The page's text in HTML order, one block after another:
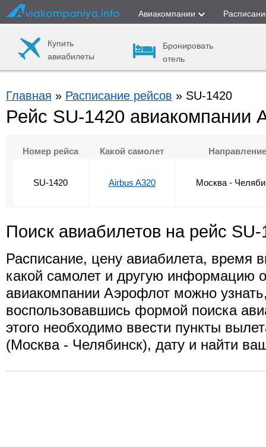
Авиакомпании
Купить
авиабилеты
Бронировать
отель
Главная » Расписание рейсов » SU-1420
Рейс SU-1420 авиакомпании
Номер рейса Какой самолет
SU-1420 Airbus A320 Москва -
Поиск авиабилетов на рейс SU-
Расписание, цену авиабилета, время
какой самолет и другую информацию
авиакомпании Аэрофлот можно
воспользовавшись формой поиска
этого необходимо ввести пункты
(Москва - Челябинск), дату и найти